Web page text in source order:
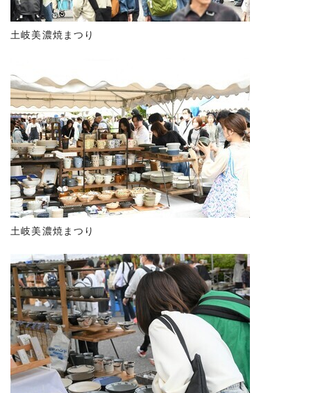
土岐美濃焼まつり
土岐美濃焼まつり